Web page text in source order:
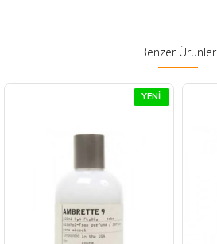
Benzer Ürünler
YENI